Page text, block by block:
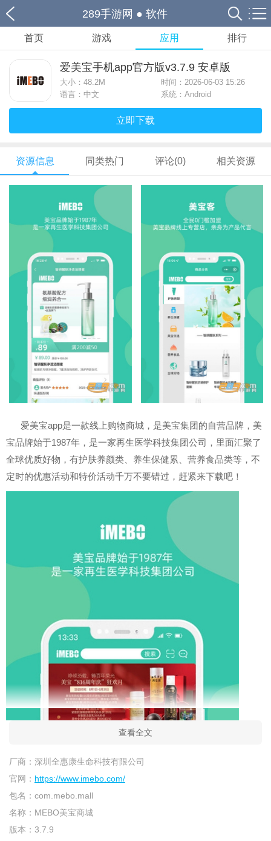
289手游网 ● 软件
首页 游戏 应用 排行
爱美宝手机app官方版v3.7.9 安卓版
大小： 48.2M
时间：2026-06-03 15:26
语言：中文
系统：Android
立即下载
资源信息 同类热门 评论(0) 相关资源
爱美宝app是一款线上购物商城，是美宝集团的自营品牌，美
宝品牌始于1987年，是一家再生医学科技集团公司，里面汇聚了
全球优质好物，有护肤养颜类、养生保健累、营养食品类等，不
定时的优惠活动和特价活动千万不要错过，赶紧来下载吧！
查看全文
厂商： 深圳全惠康生命科技有限公司
官网： https://www.imebo.com/
包名： com.mebo.mall
名称： MEBO美宝商城
版本： 3.7.9